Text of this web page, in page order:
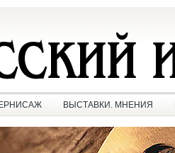
ВЫСТАВКИ. МНЕНИЯ